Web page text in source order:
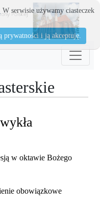
w oktawie Bożego
obowiązkowe
W serwisie używamy ciasteczek
prywatności i ją akceptuję.